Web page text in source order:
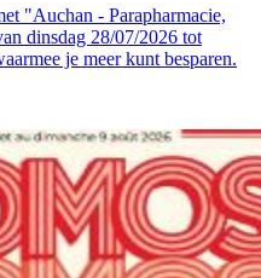
"Auchan - Parapharmacie,
dinsdag 28/07/2026 tot
je meer kunt besparen.